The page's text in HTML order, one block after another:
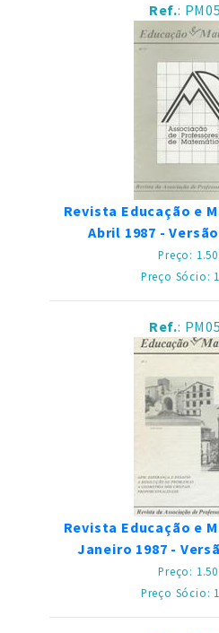
Ref.:
Revista Educação e
Abril 1987 -
Preço: 1.50
Preço Sócio:
Ref.:
Revista Educação e
Janeiro 1987 -
Preço: 1.50
Preço Sócio: